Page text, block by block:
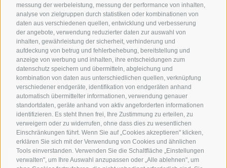
messung der werbeleistung, messung der performance von inhalten,
analyse von zielgruppen durch statistiken oder kombinationen von
daten aus verschiedenen quellen, entwicklung und verbesserung
der angebote, verwendung reduzierter daten zur auswahl von
inhalten, gewährleistung der sicherheit, verhinderung und
aufdeckung von betrug und fehlerbehebung, bereitstellung und
anzeige von werbung und inhalten, ihre entscheidungen zum
datenschutz speichern und übermitteln, abgleichung und
kombination von daten aus unterschiedlichen quellen, verknüpfung
verschiedener endgeräte, identifikation von endgeräten anhand
automatisch übermittelter informationen, verwendung genauer
standortdaten, geräte anhand von aktiv angeforderten informationen
identifizieren. Es steht Ihnen frei, Ihre Zustimmung zu erteilen, zu
verweigern oder zu widerrufen, ohne dass dies zu wesentlichen
Einschränkungen führt. Wenn Sie auf „Cookies akzeptieren" klicken,
erklären Sie sich mit der Verwendung von Cookies und ähnlichen
Tools einverstanden. Verwenden Sie die Schaltfläche „Einstellungen
verwalten", um Ihre Auswahl anzupassen oder „Alle ablehnen", um
Bike-Schulen
Tourenzentrale
info@bikehotels.it
MELDE DICH ZU UNSEREM NEWSLETTER AN!